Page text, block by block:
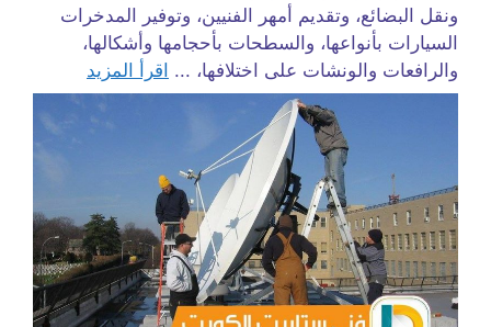
ونقل البضائع، وتقديم أمهر الفنيين، وتوفير المدخرات
السيارات بأنواعها، والسطحات بأحجامها وأشكالها،
والرافعات والونشات على اختلافها، ... اقرأ المزيد